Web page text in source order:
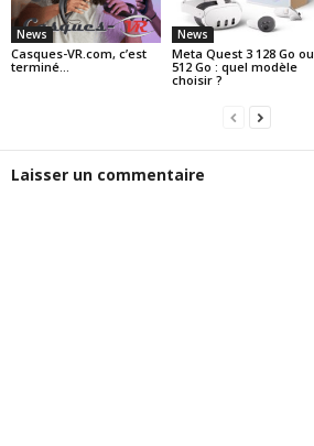
News
Casques-VR.com, c’est
terminé…
News
Meta Quest 3 128 Go ou
512 Go : quel modèle
choisir ?
Laisser un commentaire